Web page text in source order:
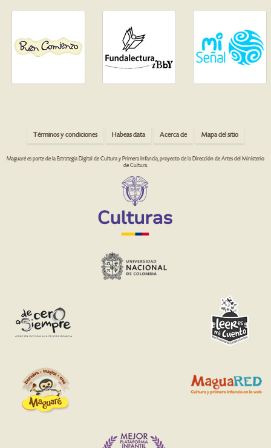
Términos y condiciones Habeas data Acerca de Mapa del sitio
Maguaré es parte de la Estrategia Digital de Cultura y Primera Infancia, proyecto de la Dirección de Artes del Ministerio
de Cultura.